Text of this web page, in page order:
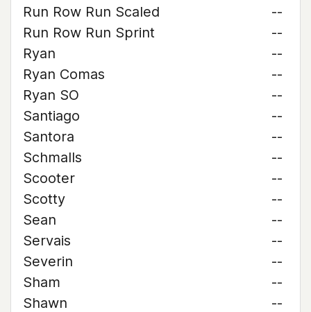
Run Row Run Scaled
--
Run Row Run Sprint
--
Ryan
--
Ryan Comas
--
Ryan SO
--
Santiago
--
Santora
--
Schmalls
--
Scooter
--
Scotty
--
Sean
--
Servais
--
Severin
--
Sham
--
Shawn
--